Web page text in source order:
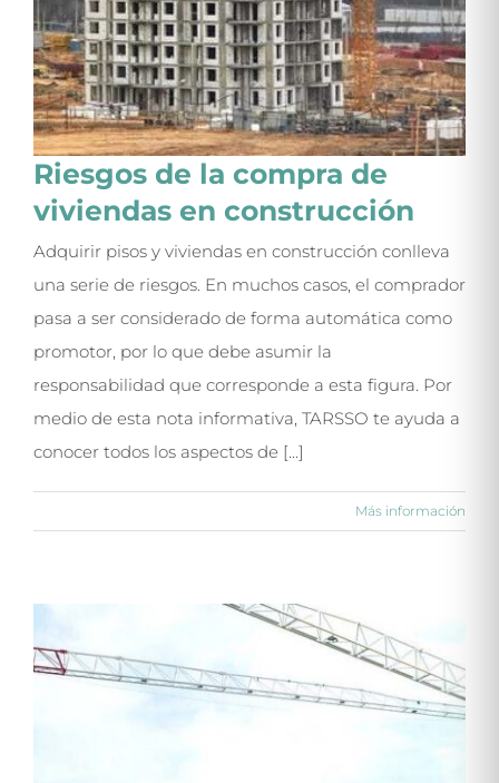
Riesgos de la compra de
viviendas en construcción
Adquirir pisos y viviendas en construcción conlleva
una serie de riesgos. En muchos casos, el comprador
pasa a ser considerado de forma automática como
promotor, por lo que debe asumir la
responsabilidad que corresponde a esta figura. Por
medio de esta nota informativa, TARSSO te ayuda a
conocer todos los aspectos de [...]
Más información